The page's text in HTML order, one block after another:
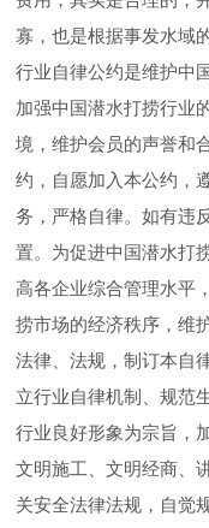
寡，也是根据事发水域
行业自律公约是维护中
加强中国潜水打捞行业
境，维护会员的声誉和
约，自愿加入本公约，
务，严格自律。如有违
置。为促进中国潜水打
高各企业综合管理水平
捞市场的经济秩序，维
法律、法规，制订本自
立行业自律机制、规范
行业良好形象为宗旨，
文明施工、文明经商、
关安全法律法规，自觉